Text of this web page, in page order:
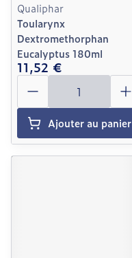
Qualiphar
Toularynx
Dextromethorphan
Eucalyptus 180ml
11,52 €
Quantité
Ajouter au panier